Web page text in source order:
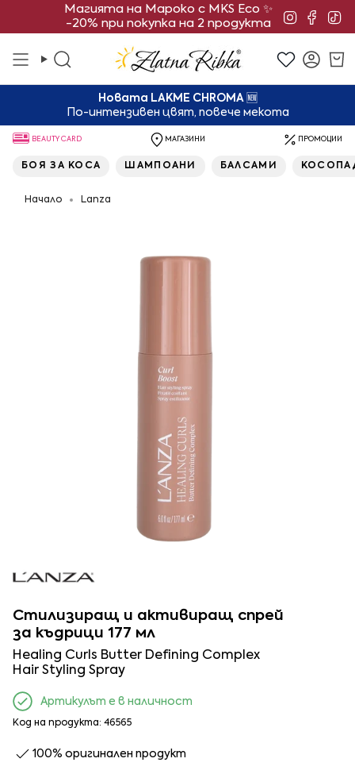
Преминете
Новата LAKME CHROMA 🆕
По-интензивен цвят, повече мекота
Магията на Мароко с MKS Eco ✨
-20% при покупка на 2 продукта
Търсене
BEAUTY CARD МАГАЗИНИ ПРОМОЦИИ
БОЯ ЗА КОСА ШАМПОАНИ БАЛСАМИ
Начало Lanza
Стилизиращ и активиращ спрей
за къдрици 177 мл
Healing Curls Butter Defining Complex
Hair Styling Spray
Артикулът е в наличност
Код на продукта: 46565
100% оригинален продукт